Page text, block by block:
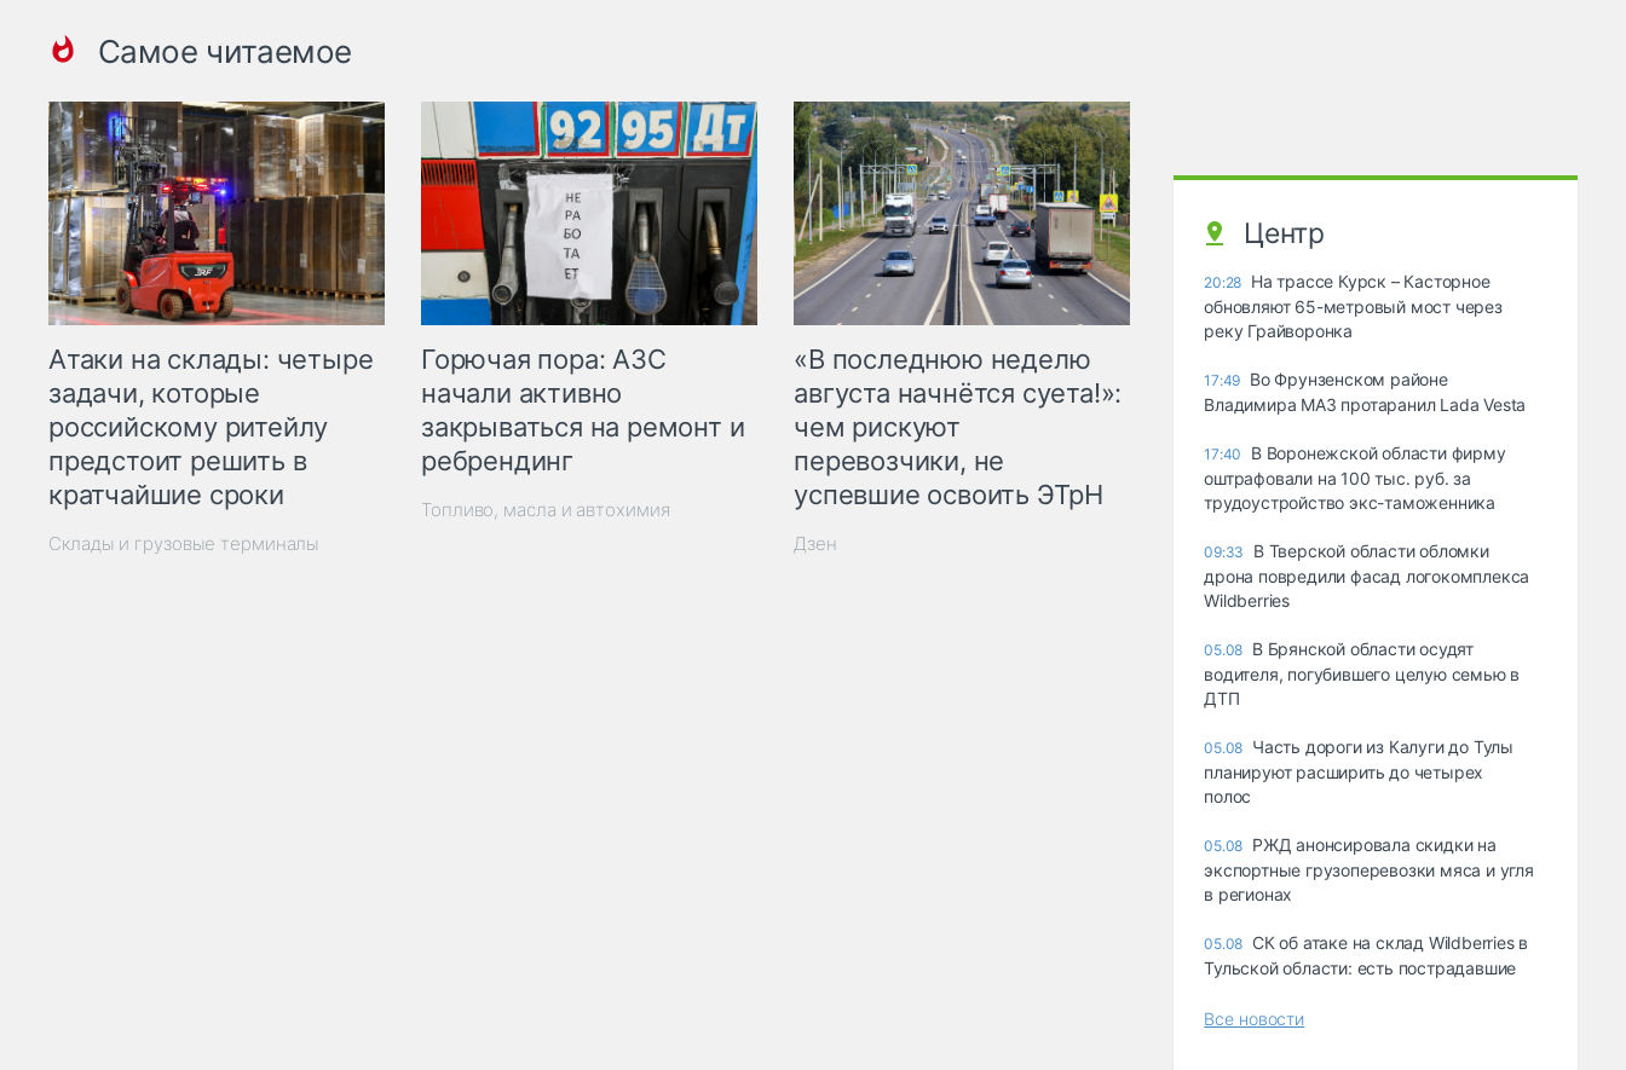
Самое читаемое
Атаки на склады: четыре
задачи, которые
российскому ритейлу
предстоит решить в
кратчайшие сроки
Склады и грузовые терминалы
Горючая пора: АЗС
начали активно
закрываться на ремонт и
ребрендинг
Топливо, масла и автохимия
«В последнюю неделю
августа начнётся суета!»:
чем рискуют
перевозчики, не
успевшие освоить ЭТрН
Дзен
Центр
20:28 На трассе Курск – Касторное
обновляют 65-метровый мост через
реку Грайворонка
17:49 Во Фрунзенском районе
Владимира МАЗ протаранил Lada Vesta
17:40
В Воронежской области фирму
оштрафовали на 100 тыс. руб. за
трудоустройство экс-таможенника
09:33
В Тверской области обломки
дрона повредили фасад логокомплекса
Wildberries
05.08 В Брянской области осудят
водителя, погубившего целую семью в
ДТП
05.08 Часть дороги из Калуги до Тулы
планируют расширить до четырех
полос
05.08 РЖД анонсировала скидки на
экспортные грузоперевозки мяса и угля
в регионах
05.08 СК об атаке на склад Wildberries в
Тульской области: есть пострадавшие
Все новости